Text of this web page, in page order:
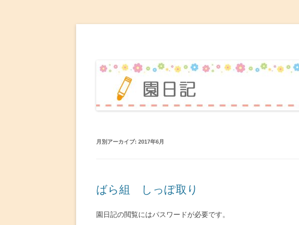
月別アーカイブ: 2017年6月
ばら組 しっぽ取り
園日記の閲覧にはパスワードが必要です。